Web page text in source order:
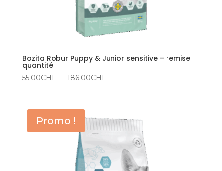
Bozita Robur Puppy & Junior sensitive – remise
quantité
55.00CHF – 186.00CHFPlage
à
186.00CHF
Promo !